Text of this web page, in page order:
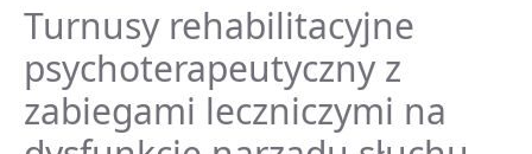
Turnusy rehabilitacyjne
psychoterapeutyczny z
zabiegami leczniczymi na